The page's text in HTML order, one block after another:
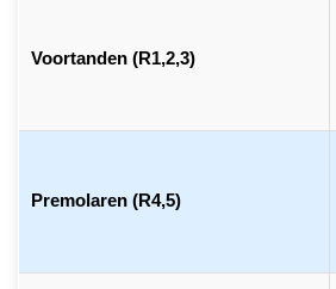
Voortanden (R1,2,3)
Premolaren (R4,5)